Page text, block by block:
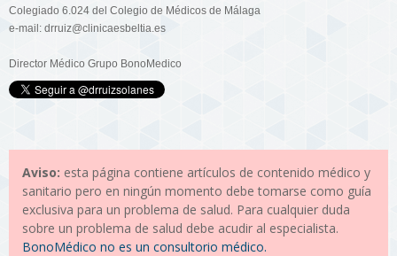
Colegiado 6.024 del Colegio de Médicos de Málaga
e-mail: drruiz@clinicaesbeltia.es
Director Médico Grupo BonoMedico
Aviso: esta página contiene artículos de contenido médico y
sanitario pero en ningún momento debe tomarse como guía
exclusiva para un problema de salud. Para cualquier duda
sobre un problema de salud debe acudir al especialista.
BonoMédico no es un consultorio médico.